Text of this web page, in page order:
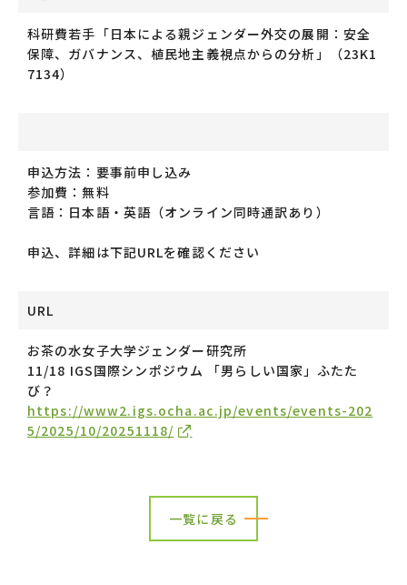
科研費若手「日本による親ジェンダー外交の展開：安全
保障、ガバナンス、植民地主義視点からの分析」（23K1
7134）
申込⽅法：要事前申し込み
参加費：無料
言語：日本語・英語（オンライン同時通訳あり）
申込、詳細は下記URLを確認ください
URL
お茶の水女子大学ジェンダー研究所
11/18 IGS国際シンポジウム 「男らしい国家」ふたた
び？
https://www2.igs.ocha.ac.jp/events/events-202
5/2025/10/20251118/
一覧に戻る